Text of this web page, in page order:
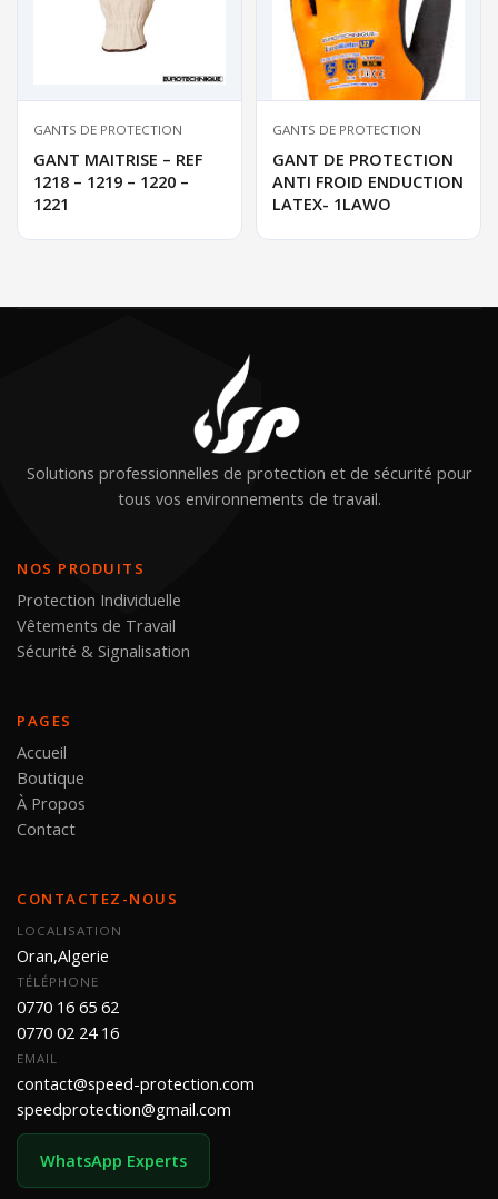
GANTS DE PROTECTION
GANT MAITRISE – REF
1218 – 1219 – 1220 –
1221
GANTS DE PROTECTION
GANT DE PROTECTION
ANTI FROID ENDUCTION
LATEX- 1LAWO
Solutions professionnelles de protection et de sécurité pour
tous vos environnements de travail.
NOS PRODUITS
Protection Individuelle
Vêtements de Travail
Sécurité & Signalisation
PAGES
Accueil
Boutique
À Propos
Contact
CONTACTEZ-NOUS
LOCALISATION
Oran,Algerie
TÉLÉPHONE
0770 16 65 62
0770 02 24 16
EMAIL
contact@speed-protection.com
speedprotection@gmail.com
WhatsApp Experts